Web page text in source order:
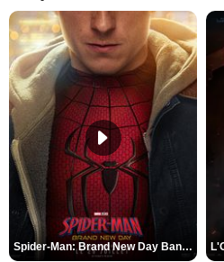
Spider-Man: Brand New Day Bande-annonce VO STFR